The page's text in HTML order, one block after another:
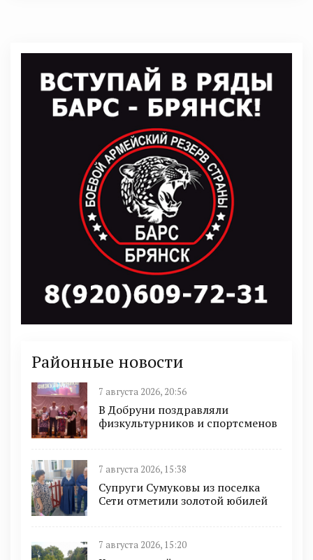
Районные новости
7 августа 2026, 20:56
В Добруни поздравляли
физкультурников и спортсменов
7 августа 2026, 15:38
Супруги Сумуковы из поселка
Сети отметили золотой юбилей
7 августа 2026, 15:20